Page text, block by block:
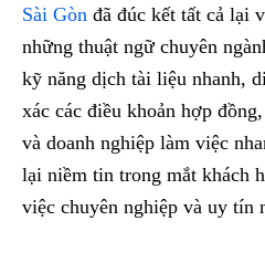
Sài Gòn đã đúc kết tất cả lại
những thuật ngữ chuyên
kỹ năng dịch tài liệu nhanh,
xác các điều khoản hợp
và doanh nghiệp làm việc
lại niềm tin trong mắt khách
việc chuyên nghiệp và uy tín